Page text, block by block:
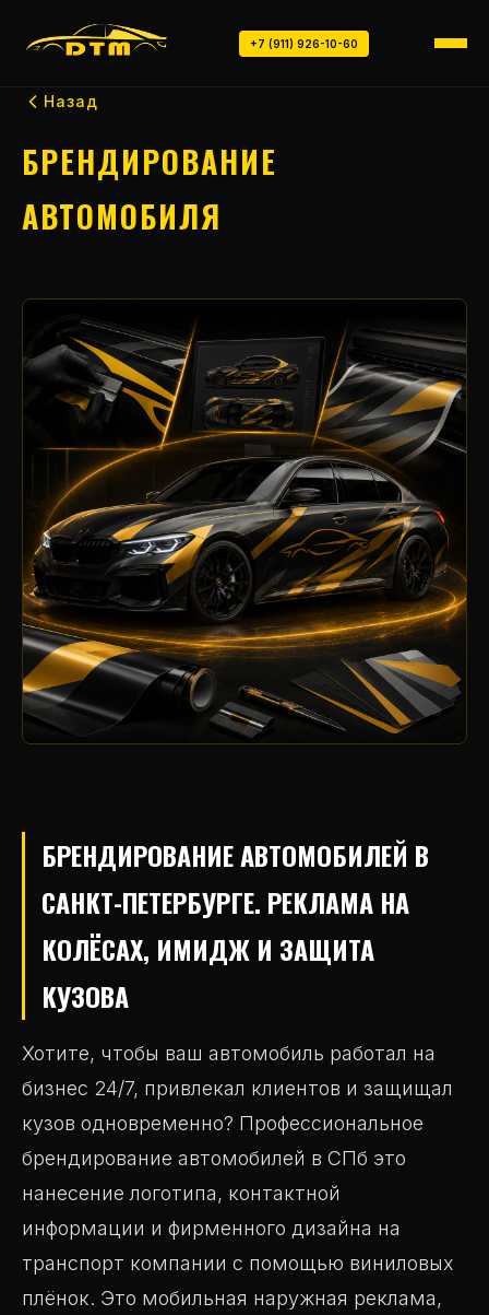
+7 (911) 926-10-60
Назад
БРЕНДИРОВАНИЕ
АВТОМОБИЛЯ
БРЕНДИРОВАНИЕ АВТОМОБИЛЕЙ В
САНКТ-ПЕТЕРБУРГЕ. РЕКЛАМА НА
КОЛЁСАХ, ИМИДЖ И ЗАЩИТА
КУЗОВА
Хотите, чтобы ваш автомобиль работал на
бизнес 24/7, привлекал клиентов и защищал
кузов одновременно? Профессиональное
брендирование автомобилей в СПб это
нанесение логотипа, контактной
информации и фирменного дизайна на
транспорт компании с помощью виниловых
плёнок. Это мобильная наружная реклама,